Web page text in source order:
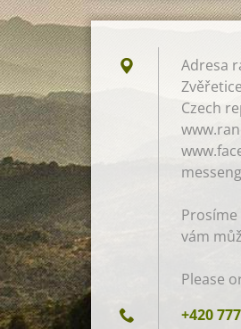
Adresa
Czech
vám
Please
+420